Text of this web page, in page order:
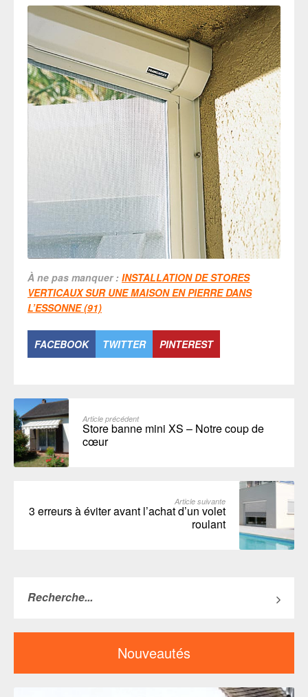
À ne pas manquer : INSTALLATION DE STORES
VERTICAUX SUR UNE MAISON EN PIERRE DANS
L’ESSONNE (91)
FACEBOOK TWITTER PINTEREST
Article précédent
Store banne mini XS – Notre coup de
cœur
Article suivante
3 erreurs à éviter avant l’achat d’un volet
roulant
Nouveautés